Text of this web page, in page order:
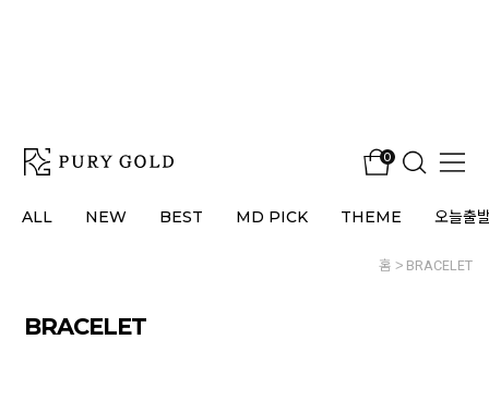
0
ALL NEW BEST MD PICK THEME 오늘출
홈 BRACELET
BRACELET